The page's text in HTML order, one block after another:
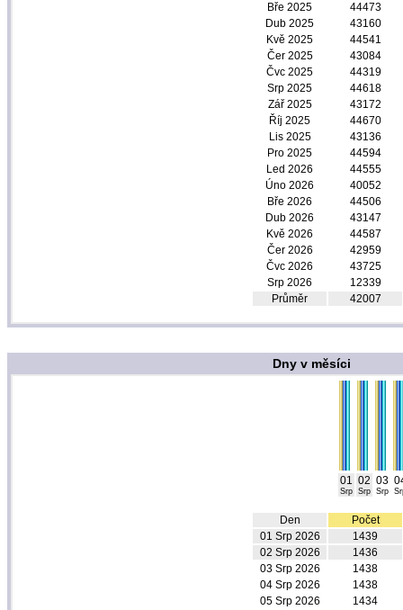
Bře 2025
44473
Dub 2025
43160
Kvě 2025
44541
Čer 2025
43084
Čvc 2025
44319
Srp 2025
44618
Zář 2025
43172
Říj 2025
44670
Lis 2025
43136
Pro 2025
44594
Led 2026
44555
Úno 2026
40052
Bře 2026
44506
Dub 2026
43147
Kvě 2026
44587
Čer 2026
42959
Čvc 2026
43725
Srp 2026
12339
Průměr
42007
Dny v měsíci
01
Srp
02
Srp
03
Srp
Den
Počet
01 Srp 2026
1439
02 Srp 2026
1436
03 Srp 2026
1438
04 Srp 2026
1438
05 Srp 2026
1434